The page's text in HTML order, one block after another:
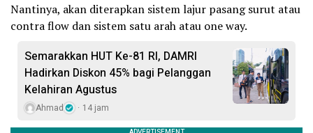
Nantinya, akan diterapkan sistem lajur pasang surut atau
contra flow dan sistem satu arah atau one way.
Semarakkan HUT Ke-81 RI, DAMRI
Hadirkan Diskon 45% bagi Pelanggan
Kelahiran Agustus
Ahmad 14 jam